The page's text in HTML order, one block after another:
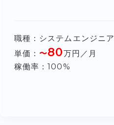
職種
システムエンジニア
単価
〜80万円／月
稼働率
100%